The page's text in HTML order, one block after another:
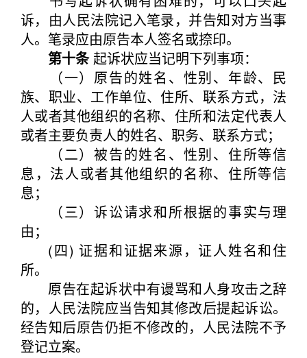
诉，由人民法院记入笔录，并告知对方当事
人。笔录应由原告本人签名或捺印。
第十条起诉状应当记明下列事项：
（一）原告的姓名、性别、年龄、民
族、职业、工作单位、住所、联系方式，法
人或者其他组织的名称、住所和法定代表人
或者主要负责人的姓名、职务、联系方式；
（二）被告的姓名、性别、住所等信
息，法人或者其他组织的名称、住所等信
息；
（三）诉讼请求和所根据的事实与理
由；
(四) 证据和证据来源，证人姓名和住
所。
原告在起诉状中有谩骂和人身攻击之辞
的，人民法院应当告知其修改后提起诉讼。
经告知后原告仍拒不修改的，人民法院不予
登记立案。